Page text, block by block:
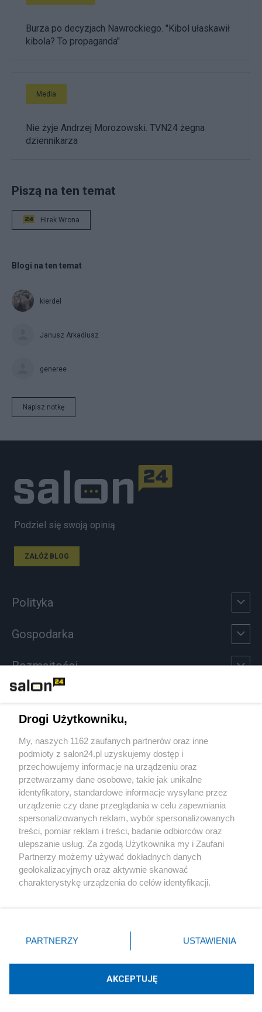
Burza po decyzjach Nawrockiego. "Kibol ułaskawił
kibola? To propaganda"
Media
Nie żyje Andrzej Morozowski. TVN24 żegna
dziennikarza
Piszą na ten temat
Hirek Wrona
Blogi na ten temat
kierdel
Janusz Arkadiusz
generee
Napisz notkę
Podziel się swoją opinią
ZAŁÓŻ BLOG
Polityka
Gospodarka
Rozmaitości
Sport
Społeczeństwo
Kultura
X Facebook Instagram Youtube
Technologię dostarcza:W3media.pl
Drogi Użytkowniku,
My, naszych 1162 zaufanych partnerów oraz inne
podmioty z salon24.pl uzyskujemy dostęp i
przechowujemy informacje na urządzeniu oraz
przetwarzamy dane osobowe, takie jak unikalne
identyfikatory, standardowe informacje wysyłane przez
urządzenie czy dane przeglądania w celu zapewniania
spersonalizowanych reklam, wybór spersonalizowanych
treści, pomiar reklam i treści, badanie odbiorców oraz
ulepszanie usług. Za zgodą Użytkownika my i Zaufani
Partnerzy możemy używać dokładnych danych
geolokalizacyjnych oraz aktywnie skanować
charakterystykę urządzenia do celów identyfikacji.
zmienić/wycofać klikając przycisk ustawień prywatności
znajdujący się w lewym dolnym rogu strony
rodzaje przetwarzania danych nie wymagają zgody
użytkownika, ale masz prawo sprzeciwić się takiemu
przetwarzaniu. Preferencje będą miały zastosowania tylko
PARTNERZY USTAWIENIA
AKCEPTUJĘ